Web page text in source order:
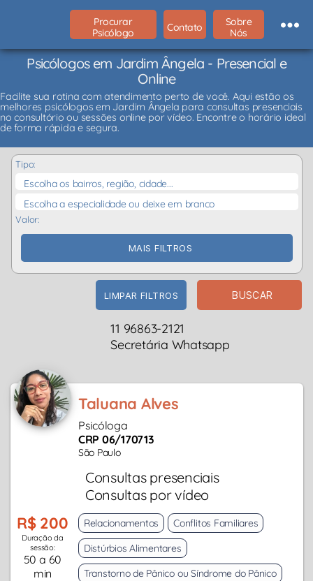
Procurar
Psicólogo
Contato
Sobre
Nós
Psicólogos em Jardim Ângela - Presencial e
Online
Facilite sua rotina com atendimento perto de você. Aqui estão os
melhores psicólogos em Jardim Ângela para consultas presenciais
no consultório ou sessões online por vídeo. Encontre o horário ideal
de forma rápida e segura.
Tipo:
Escolha os bairros, região, cidade...
Escolha a especialidade ou deixe em branco
Valor:
MAIS FILTROS
LIMPAR FILTROS BUSCAR
11 96863-2121
Secretária Whatsapp
Taluana Alves
Psicóloga
CRP 06/170713
São Paulo
Consultas presenciais
Consultas por vídeo
R$ 200
Duração da
sessão:
50 a 60
min
Relacionamentos
Conflitos Familiares
Distúrbios Alimentares
Transtorno de Pânico ou Síndrome do Pânico